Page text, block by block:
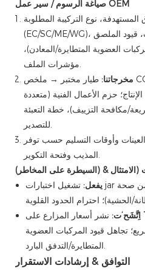
صياغة الرسوم / سير عمل OEM
المستهدفة، نوع التركيبة المطلوبة
(EC/SC/ME/WG)، أحجام العبوات، سياسة المذيبات، قيود الملصق
العضوية المتطايرة/المعادن)،
مؤشرات الملف.
مخرجاتنا: طيار مختبر → ملخص COA + الاستقرار التجريبي →
حزم الأعمال الفنية (متعددة
مكافحة التزييف)، خطة التعبئة
للتصدير.
وأوقات التسليم حسب توفر
المذيب وفتحة التكوير.
(الامتثال & (السيطرة على المخاطر)
يفعل:تشغيل اختبارات jar لممارسة خلط الخزان؛ التحقق من صحة
اِتَّشَح’ت:
تجاهل قيود المركبات العضوية
المتطايرة/التدفق البارد.
التوافق & إرشادات الاستقرار